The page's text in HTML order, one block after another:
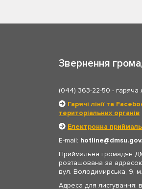
Звернення
(044) 363-22-50 - гаряча
Гарячі лінії та
територіальних органів
Електронна
E-mail: hotline
Приймальня громадян
розташована за
вул. Володимирська, 9, м.
Адреса для листування: